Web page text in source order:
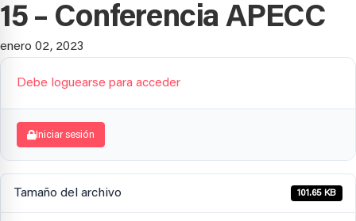
15 – Conferencia APECC
enero 02, 2023
Debe loguearse para acceder
Iniciar sesión
Tamaño del archivo 101.65 KB